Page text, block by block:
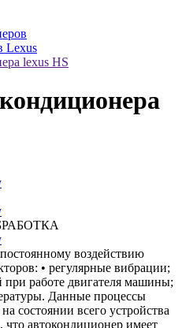
Lexus
lexus HS
воздействию
• регулярные вибрации;
при работе двигателя машины;
Данные процессы
состоянии всего устройства
автокондиционер имеет